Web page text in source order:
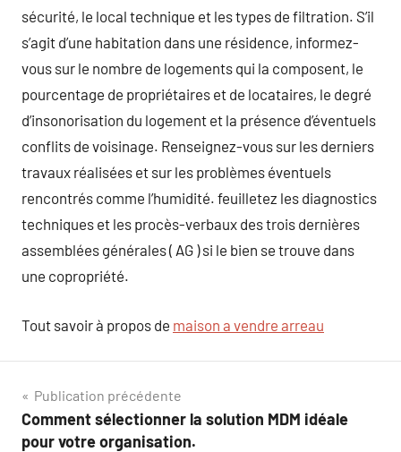
sécurité, le local technique et les types de filtration. S’il
s’agit d’une habitation dans une résidence, informez-
vous sur le nombre de logements qui la composent, le
pourcentage de propriétaires et de locataires, le degré
d’insonorisation du logement et la présence d’éventuels
conflits de voisinage. Renseignez-vous sur les derniers
travaux réalisées et sur les problèmes éventuels
rencontrés comme l’humidité. feuilletez les diagnostics
techniques et les procès-verbaux des trois dernières
assemblées générales ( AG ) si le bien se trouve dans
une copropriété.
Tout savoir à propos de maison a vendre arreau
Navigation
de
Publication précédente
Comment sélectionner la solution MDM idéale
pour votre organisation.